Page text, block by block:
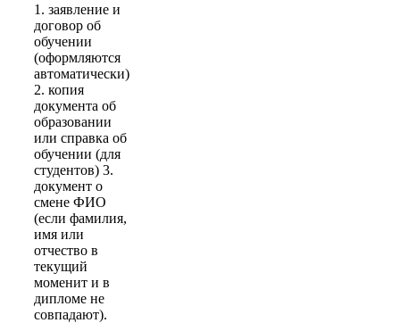
1. заявление и
договор об
обучении
(оформляются
автоматически)
2. копия
документа об
образовании
или справка об
обучении (для
студентов) 3.
документ о
смене ФИО
(если фамилия,
имя или
отчество в
текущий
моменит и в
дипломе не
совпадают).